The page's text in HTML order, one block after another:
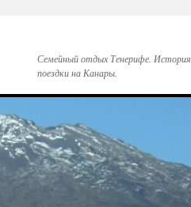
Семейный отдых Тенерифе. История
поездки на Канары.